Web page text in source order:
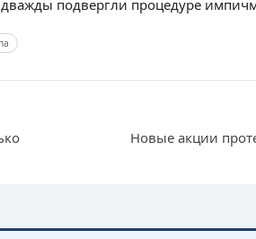
подвергли процедуре
Новые акции